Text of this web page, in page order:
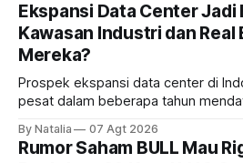
Ekspansi Data Center Jadi
Kawasan Industri dan Real
Mereka?
Prospek ekspansi data center di
pesat dalam beberapa tahun
estate, ada siapa saja mereka?
By Natalia 07 Agt 2026
Rumor Saham BULL Mau